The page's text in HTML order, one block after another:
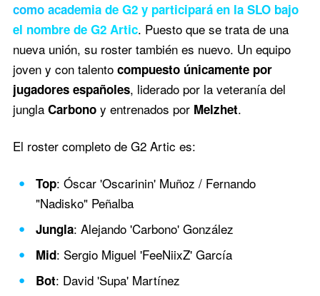
como academia de G2 y participará en la SLO bajo
el nombre de G2 Artic. Puesto que se trata de una
nueva unión, su roster también es nuevo. Un equipo
joven y con talento compuesto únicamente por
jugadores españoles, liderado por la veteranía del
jungla Carbonoy entrenados por Melzhet.
El roster completo de G2 Artic es:
Top: Óscar 'Oscarinin' Muñoz / Fernando
"Nadisko" Peñalba
Jungla: Alejando 'Carbono' González
Mid: Sergio Miguel 'FeeNiixZ' García
Bot: David 'Supa' Martínez